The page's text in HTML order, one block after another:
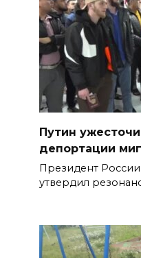
Путин
депортации
Президент
утвердил